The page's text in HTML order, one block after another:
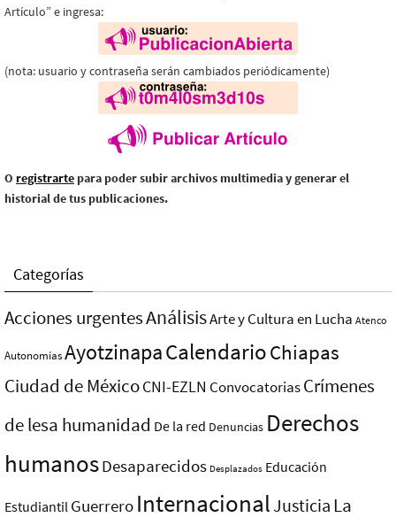
Artículo” e ingresa:
(nota: usuario y contraseña serán cambiados periódicamente)
O registrarte para poder subir archivos multimedia y generar el
historial de tus publicaciones.
Categorías
Acciones urgentesAnálisisArte y Cultura en Lucha Atenco
AutonomíasAyotzinapaCalendarioChiapas
Ciudad de MéxicoCNI-EZLN ConvocatoriasCrímenes
de lesa humanidad De la red Denuncias Derechos
humanosDesaparecidos Desplazados Educación
Estudiantil Guerrero InternacionalJusticia La